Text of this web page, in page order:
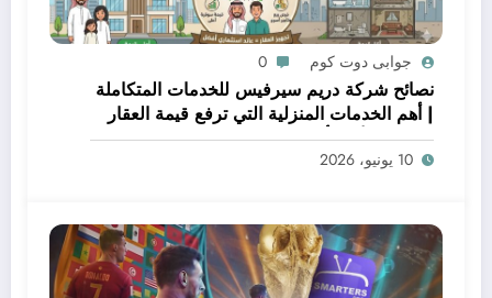
جوابى دوت كوم 0
نصائح شركة دريم سيرفيس للخدمات المتكاملة
| أهم الخدمات المنزلية التي ترفع قيمة العقار
قبل البيع أو التأجير
10 يونيو، 2026